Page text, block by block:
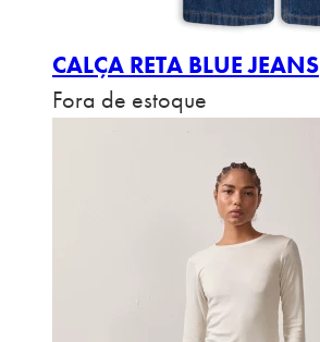
CALÇA RETA BLUE JEANS
Fora de estoque